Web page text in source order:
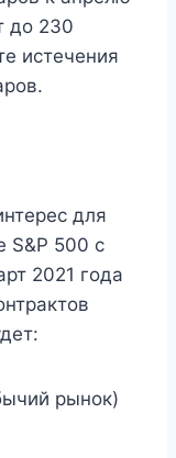
до 230
истечения
для
S&P 500 с
2021 года
рынок)